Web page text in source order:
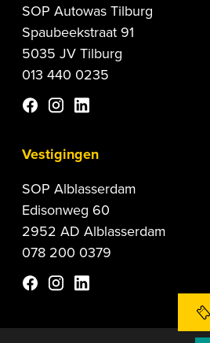
SOP Autowas Tilburg
Spaubeekstraat 91
5035 JV Tilburg
013 440 0235
Vestigingen
SOP Alblasserdam
Edisonweg 60
2952 AD Alblasserdam
078 200 0379